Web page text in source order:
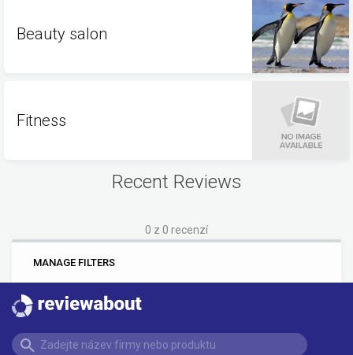
Beauty salon
Fitness
Recent Reviews
0 z 0 recenzí
BRANDS 0
MANAGE FILTERS